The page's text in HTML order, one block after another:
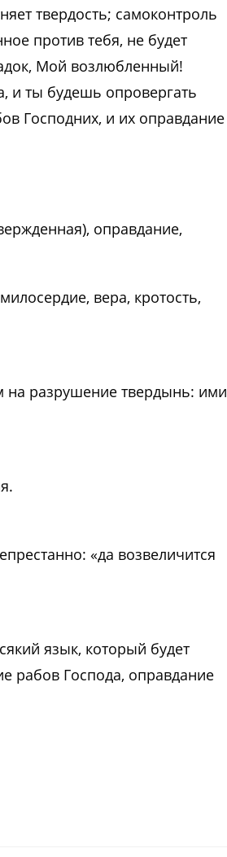
твердость; самоконтроль
против тебя, не будет
Мой возлюбленный!
и ты будешь опровергать
Господних, и их оправдание
оправдание,
вера, кротость,
на разрушение твердынь: ими
«да возвеличится
язык, который будет
рабов Господа, оправдание